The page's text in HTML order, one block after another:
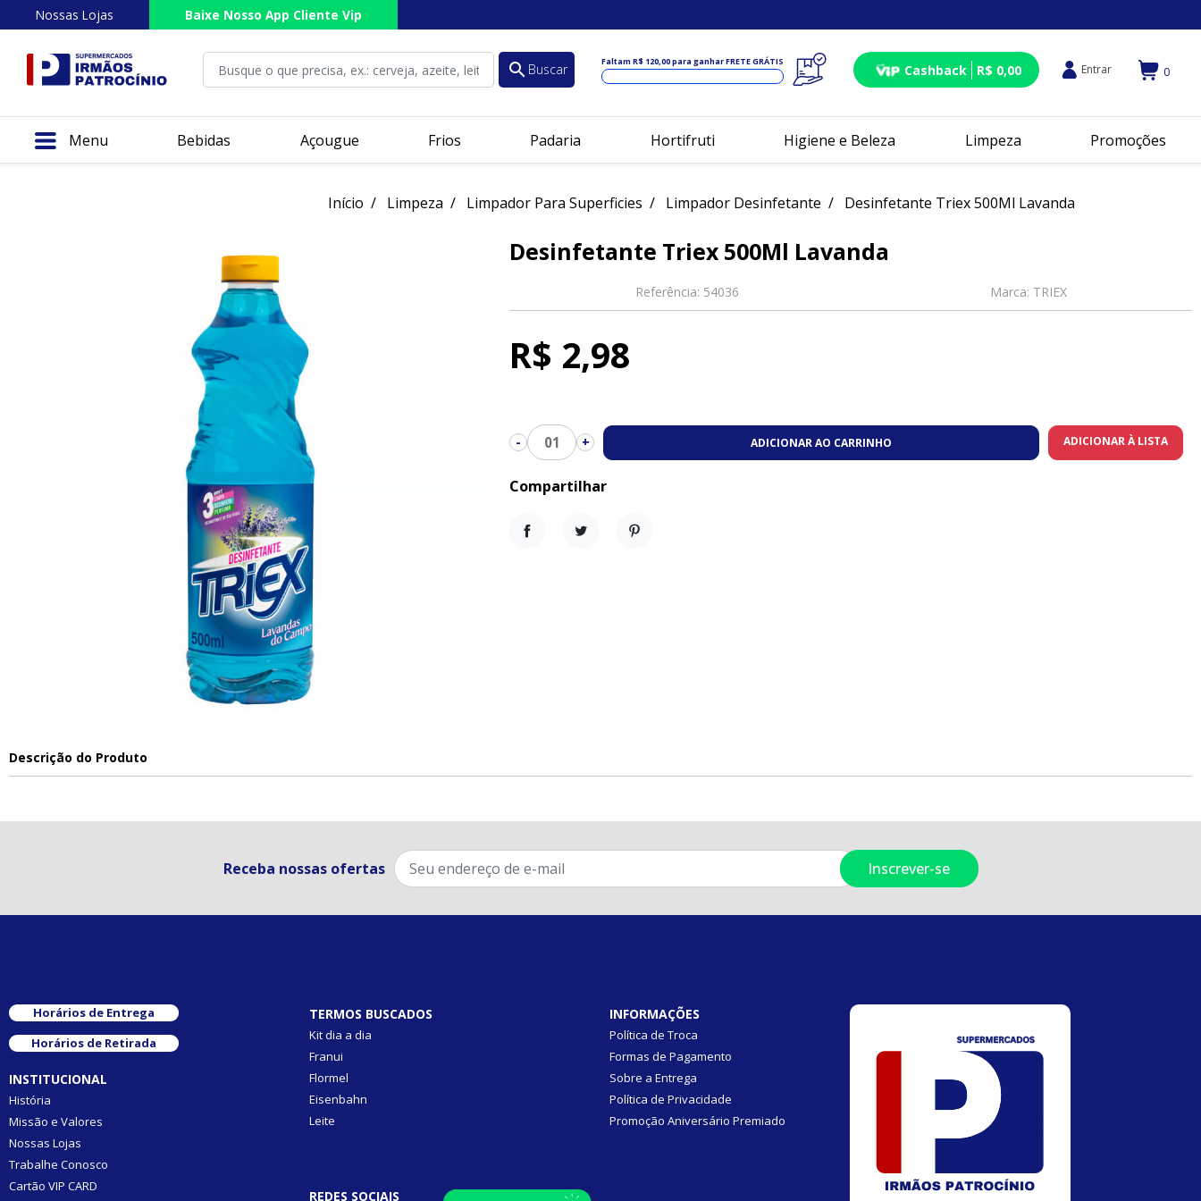
Nossas Lojas Baixe Nosso App Cliente Vip
search Buscar Faltam R$ 120,00para ganhar FRETE GRÁTIS Cashback R$ 0,00 Entrar 0
Menu Bebidas Açougue Frios Padaria Hortifruti Higiene e Beleza Limpeza Promoções
Início Limpeza Limpador Para Superficies Limpador Desinfetante Desinfetante Triex 500Ml Lavanda
Desinfetante Triex 500Ml Lavanda
Referência: 54036 Marca: TRIEX
R$ 2,98
- 01 + ADICIONAR AO CARRINHO ADICIONAR À LISTA
Compartilhar
Descrição do Produto
Receba nossas ofertas
Horários de Entrega
Horários de Retirada
INSTITUCIONAL
História
Missão e Valores
Nossas Lojas
Trabalhe Conosco
Cartão VIP CARD
TERMOS BUSCADOS
Kit dia a dia
Franui
Flormel
Eisenbahn
Leite
REDES SOCIAIS
INFORMAÇÕES
Política de Troca
Formas de Pagamento
Sobre a Entrega
Política de Privacidade
Promoção Aniversário Premiado